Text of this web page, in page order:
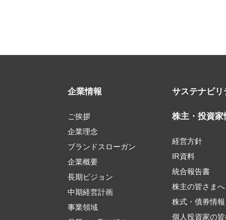
企業情報
ご挨拶
企業理念
ブランドスローガン
企業概要
長期ビジョン
中期経営計画
事業領域
サステナビリ
株主・投資家
経営方針
IR資料
統合報告書
株主の皆さまへ
株式・債券情報
個人投資家の